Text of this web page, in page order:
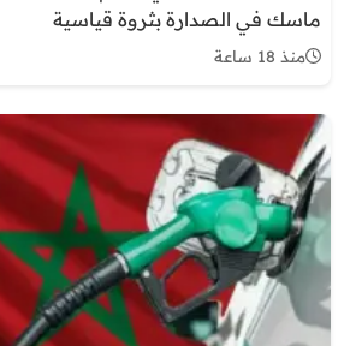
ماسك في الصدارة بثروة قياسية
منذ 18 ساعة